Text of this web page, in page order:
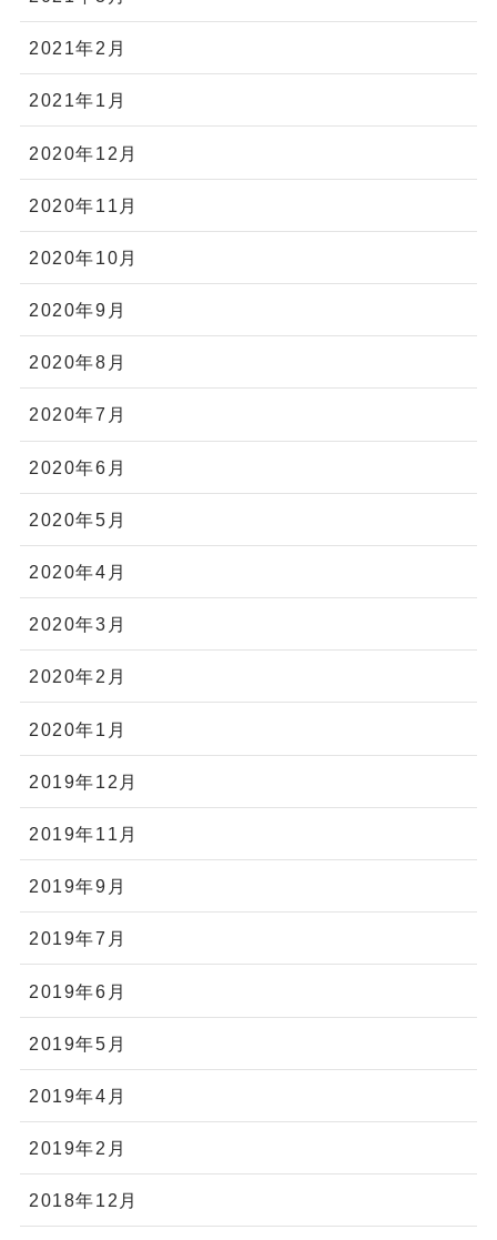
2021年2月
2021年1月
2020年12月
2020年11月
2020年10月
2020年9月
2020年8月
2020年7月
2020年6月
2020年5月
2020年4月
2020年3月
2020年2月
2020年1月
2019年12月
2019年11月
2019年9月
2019年7月
2019年6月
2019年5月
2019年4月
2019年2月
2018年12月